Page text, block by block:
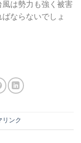
は勢力も強く被害
ならないでしょ
リンク